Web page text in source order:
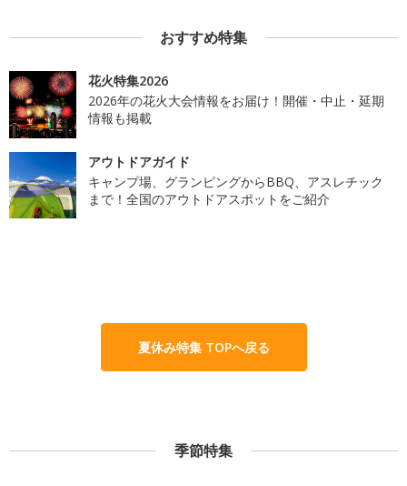
おすすめ特集
花火特集2026
2026年の花火大会情報をお届け！開催・中止・延期
情報も掲載
アウトドアガイド
キャンプ場、グランピングからBBQ、アスレチック
まで！全国のアウトドアスポットをご紹介
夏休み特集 TOPへ戻る
季節特集